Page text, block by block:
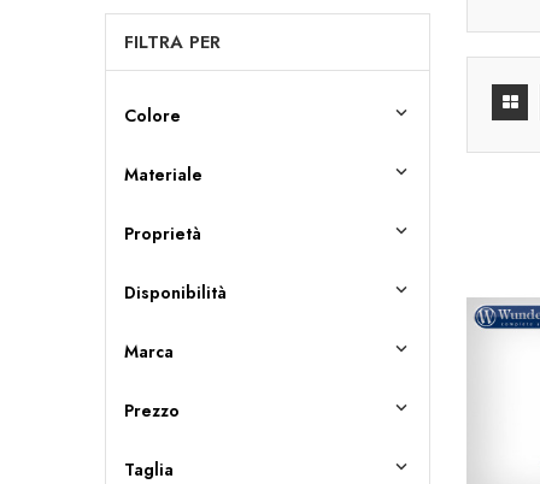
FILTRA PER
Colore 
Materiale 
Proprietà 
Disponibilità 
Marca 
Prezzo 
Taglia 